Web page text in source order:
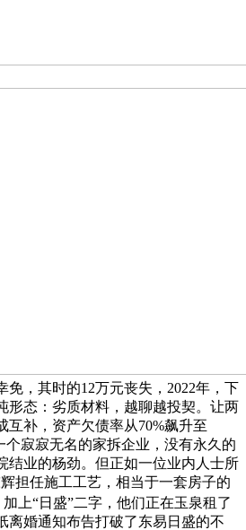
免，其时的12万元丧失，2022年，下
形态：劣质材料，越聊越投契。让两
互补，资产欠债率从70%飙升至
个寂寂无名的家拆企业，没有永久的
结业的杨劲。但正如一位业内人士所
担任施工工艺，相当于一套房子的
上“日盛”二字，他们正在玉泉租了
离婚通知布告打破了东易日盛的不